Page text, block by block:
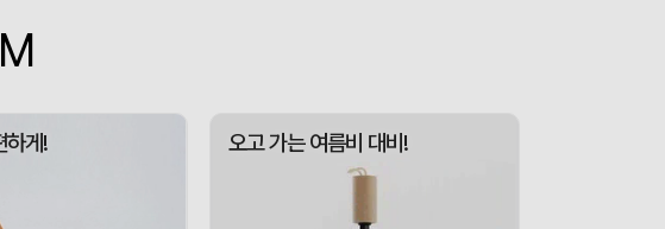
형 미니고급형 부직포가방
이미소 산출완료
하게! 오고 가는 여름비 대비!